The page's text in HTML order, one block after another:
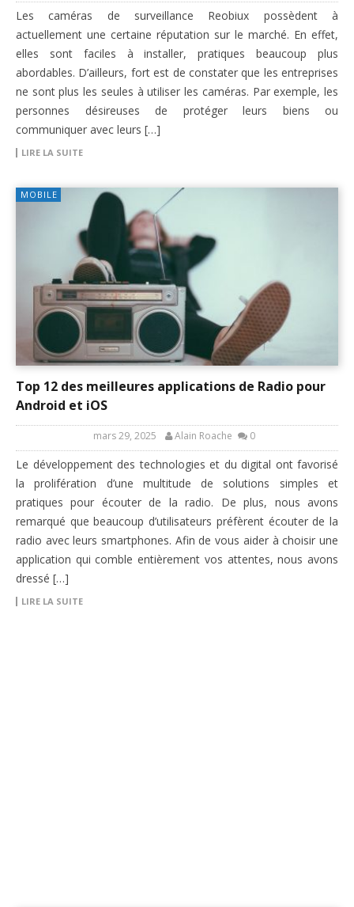
Les caméras de surveillance Reobiux possèdent à
actuellement une certaine réputation sur le marché. En effet,
elles sont faciles à installer, pratiques beaucoup plus
abordables. D’ailleurs, fort est de constater que les entreprises
ne sont plus les seules à utiliser les caméras. Par exemple, les
personnes désireuses de protéger leurs biens ou
communiquer avec leurs […]
LIRE LA SUITE
MOBILE
Top 12 des meilleures applications de Radio pour
Android et iOS
mars 29, 2025 Alain Roache 0
Le développement des technologies et du digital ont favorisé
la prolifération d’une multitude de solutions simples et
pratiques pour écouter de la radio. De plus, nous avons
remarqué que beaucoup d’utilisateurs préfèrent écouter de la
radio avec leurs smartphones. Afin de vous aider à choisir une
application qui comble entièrement vos attentes, nous avons
dressé […]
LIRE LA SUITE